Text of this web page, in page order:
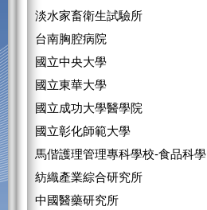
淡水家畜衛生試驗所
台南胸腔病院
國立中央大學
國立東華大學
國立成功大學醫學院
國立彰化師範大學
馬偕護理管理專科學校-食品科學
紡織產業綜合研究所
中國醫藥研究所